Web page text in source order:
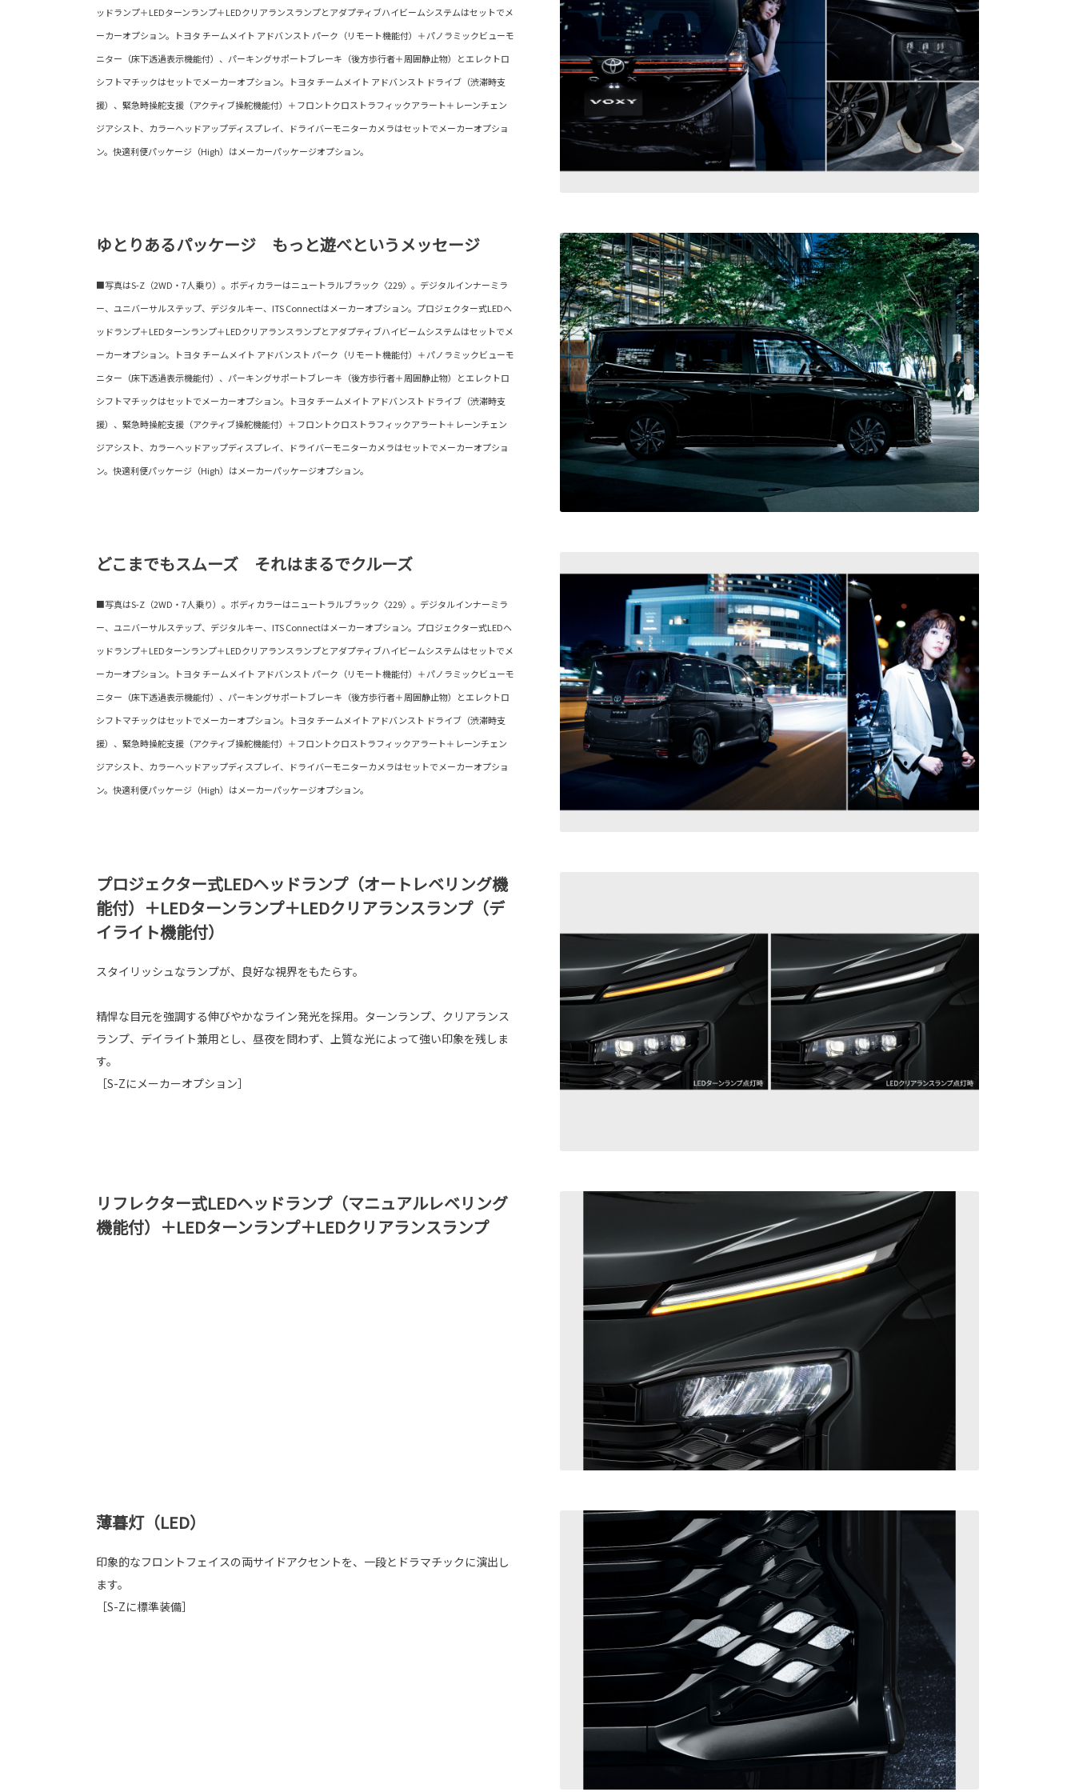
ッドランプ＋LEDターンランプ＋LEDクリアランスランプとアダプティブハイビームシステムはセットでメ
ーカーオプション。トヨタ チームメイト アドバンスト パーク（リモート機能付）＋パノラミックビューモ
ニター（床下透過表示機能付）、パーキングサポートブレーキ（後方歩行者＋周囲静止物）とエレクトロ
シフトマチックはセットでメーカーオプション。トヨタ チームメイト アドバンスト ドライブ（渋滞時支
援）、緊急時操舵支援（アクティブ操舵機能付）＋フロントクロストラフィックアラート＋レーンチェン
ジアシスト、カラーヘッドアップディスプレイ、ドライバーモニターカメラはセットでメーカーオプショ
ン。快適利便パッケージ（High）はメーカーパッケージオプション。
ゆとりあるパッケージ もっと遊べというメッセージ
■写真はS-Z（2WD・7人乗り）。ボディカラーはニュートラルブラック〈229〉。デジタルインナーミラ
ー、ユニバーサルステップ、デジタルキー、ITS Connectはメーカーオプション。プロジェクター式LEDヘ
ッドランプ＋LEDターンランプ＋LEDクリアランスランプとアダプティブハイビームシステムはセットでメ
ーカーオプション。トヨタ チームメイト アドバンスト パーク（リモート機能付）＋パノラミックビューモ
ニター（床下透過表示機能付）、パーキングサポートブレーキ（後方歩行者＋周囲静止物）とエレクトロ
シフトマチックはセットでメーカーオプション。トヨタ チームメイト アドバンスト ドライブ（渋滞時支
援）、緊急時操舵支援（アクティブ操舵機能付）＋フロントクロストラフィックアラート＋レーンチェン
ジアシスト、カラーヘッドアップディスプレイ、ドライバーモニターカメラはセットでメーカーオプショ
ン。快適利便パッケージ（High）はメーカーパッケージオプション。
どこまでもスムーズ それはまるでクルーズ
■写真はS-Z（2WD・7人乗り）。ボディカラーはニュートラルブラック〈229〉。デジタルインナーミラ
ー、ユニバーサルステップ、デジタルキー、ITS Connectはメーカーオプション。プロジェクター式LEDヘ
ッドランプ＋LEDターンランプ＋LEDクリアランスランプとアダプティブハイビームシステムはセットでメ
ーカーオプション。トヨタ チームメイト アドバンスト パーク（リモート機能付）＋パノラミックビューモ
ニター（床下透過表示機能付）、パーキングサポートブレーキ（後方歩行者＋周囲静止物）とエレクトロ
シフトマチックはセットでメーカーオプション。トヨタ チームメイト アドバンスト ドライブ（渋滞時支
援）、緊急時操舵支援（アクティブ操舵機能付）＋フロントクロストラフィックアラート＋レーンチェン
ジアシスト、カラーヘッドアップディスプレイ、ドライバーモニターカメラはセットでメーカーオプショ
ン。快適利便パッケージ（High）はメーカーパッケージオプション。
プロジェクター式LEDヘッドランプ（オートレベリング機
能付）＋LEDターンランプ＋LEDクリアランスランプ（デ
イライト機能付）
スタイリッシュなランプが、良好な視界をもたらす。
精悍な目元を強調する伸びやかなライン発光を採用。ターンランプ、クリアランス
ランプ、デイライト兼用とし、昼夜を問わず、上質な光によって強い印象を残しま
す。
［S-Zにメーカーオプション］
リフレクター式LEDヘッドランプ（マニュアルレベリング
機能付）＋LEDターンランプ＋LEDクリアランスランプ
薄暮灯（LED）
印象的なフロントフェイスの両サイドアクセントを、一段とドラマチックに演出し
ます。
［S-Zに標準装備］